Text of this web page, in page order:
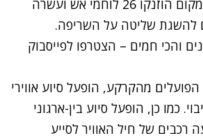
באזור והציתו אש. למקום הוזנקו 26 לוחמי אש ועשרה
להשגת שליטה על השריפה.
והכי חמים – הצטרפו לפייסבוק
מהקרקע, הופעל סיוע אווירי
כמו כן, הופעל סיוע בין-ארגוני
רכבים של חיל האוויר לסייע